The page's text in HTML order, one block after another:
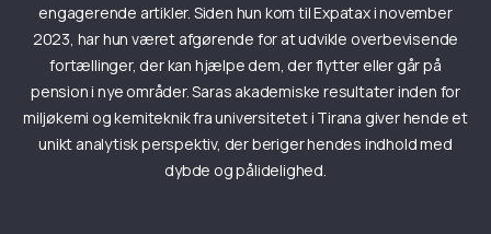
engagerende artikler. Siden hun kom til Expatax i november
2023, har hun været afgørende for at udvikle overbevisende
fortællinger, der kan hjælpe dem, der flytter eller går på
pension i nye områder. Saras akademiske resultater inden for
miljøkemi og kemiteknik fra universitetet i Tirana giver hende et
unikt analytisk perspektiv, der beriger hendes indhold med
dybde og pålidelighed.